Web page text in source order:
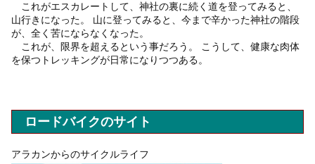
これがエスカレートして、神社の裏に続く道を登ってみると、
山行きになった。 山に登ってみると、今まで辛かった神社の階段
が、全く苦にならなくなった。
これが、限界を超えるという事だろう。 こうして、健康な肉体
を保つトレッキングが日常になりつつある。
ロードバイクのサイト
アラカンからのサイクルライフ